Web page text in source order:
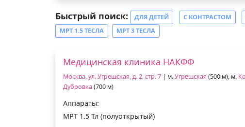
Быстрый поиск: ДЛЯ ДЕТЕЙ С КОНТРАСТОМ
МРТ 1.5 ТЕСЛА
МРТ 3 ТЕСЛА
Медицинская клиника НАКФФ
Москва, ул. Угрешская, д. 2, стр. 7 | м.Угрешская (500 м), м.
Дубровка (700 м)
Аппараты:
МРТ 1.5 Тл (полуоткрытый)